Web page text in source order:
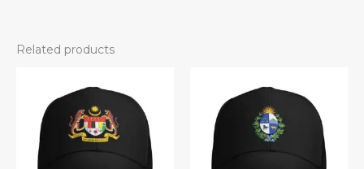
Related products